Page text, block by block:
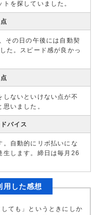
を探していました。
その日の午後には自動契
た。スピード感が良かっ
しないといけない点が不
いました。
バイス
。自動的にリボ払いにな
生します。締日は毎月26
用した感想
ても」というときにしか